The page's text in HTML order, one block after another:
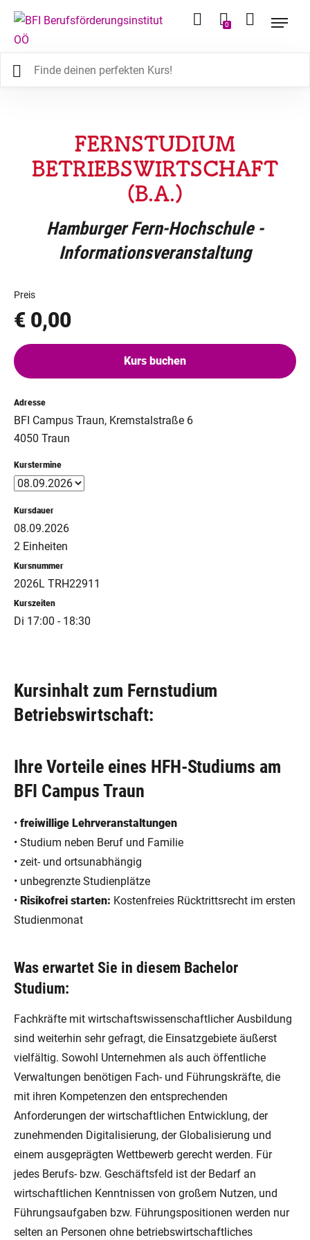
0
FERNSTUDIUM
BETRIEBSWIRTSCHAFT
(B.A.)
Hamburger Fern-Hochschule -
Informationsveranstaltung
Kursinhalt zum Fernstudium
Betriebswirtschaft:
Ihre Vorteile eines HFH-Studiums am
BFI Campus Traun
• freiwillige Lehrveranstaltungen
• Studium neben Beruf und Familie
• zeit- und ortsunabhängig
• unbegrenzte Studienplätze
• Risikofrei starten: Kostenfreies Rücktrittsrecht im ersten
Studienmonat
Was erwartet Sie in diesem Bachelor
Studium:
Fachkräfte mit wirtschaftswissenschaftlicher Ausbildung
sind weiterhin sehr gefragt, die Einsatzgebiete äußerst
vielfältig. Sowohl Unternehmen als auch öffentliche
Verwaltungen benötigen Fach- und Führungskräfte, die
mit ihren Kompetenzen den entsprechenden
Anforderungen der wirtschaftlichen Entwicklung, der
zunehmenden Digitalisierung, der Globalisierung und
einem ausgeprägten Wettbewerb gerecht werden. Für
jedes Berufs- bzw. Geschäftsfeld ist der Bedarf an
wirtschaftlichen Kenntnissen von großem Nutzen, und
Führungsaufgaben bzw. Führungspositionen werden nur
selten an Personen ohne betriebswirtschaftliches
Adresse
BFI Campus Traun, Kremstalstraße 6
4050 Traun
Kurstermine
Kursdauer
08.09.2026
2 Einheiten
Kursnummer
2026L TRH22911
Kurszeiten
Di 17:00 - 18:30
Preis
€ 0,00
Kurs buchen